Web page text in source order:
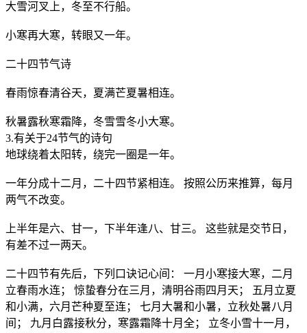
大雪河叉上，冬至不行船。
小寒再大寒，转眼又一年。
二十四节气诗
春雨惊春清谷天，夏满芒夏暑相连。
秋暑露秋寒霜降，冬雪雪冬小大寒。
3.有关于24节气的诗句
地球绕着太阳转，绕完一圈是一年。
一年分成十二月，二十四节紧相连。 按照公历来推算，每月
两气不改变。
上半年是六、甘一，下半年逢八、甘三。 这些就是交节日，
有差不过一两天。
二十四节有先后，下列口诀记心间： 一月小寒接大寒，二月
立春雨水连； 惊蛰春分在三月，清明谷雨四月天； 五月立夏
和小满，六月芒种夏至连； 七月大暑和小暑，立秋处暑八月
间； 九月白露接秋分，寒露霜降十月全； 立冬小雪十一月，